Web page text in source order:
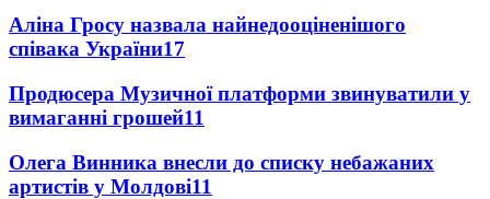
Аліна Гросу назвала найнедооціненішого
співака України17
Продюсера Музичної платформи звинуватили у
вимаганні грошей11
Олега Винника внесли до списку небажаних
артистів у Молдові11